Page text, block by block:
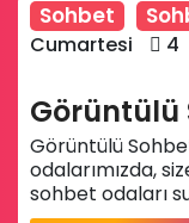
Sohbet
Cumartesi
4
Görüntülü
Görüntülü
odalarımızda,
sohbet odaları